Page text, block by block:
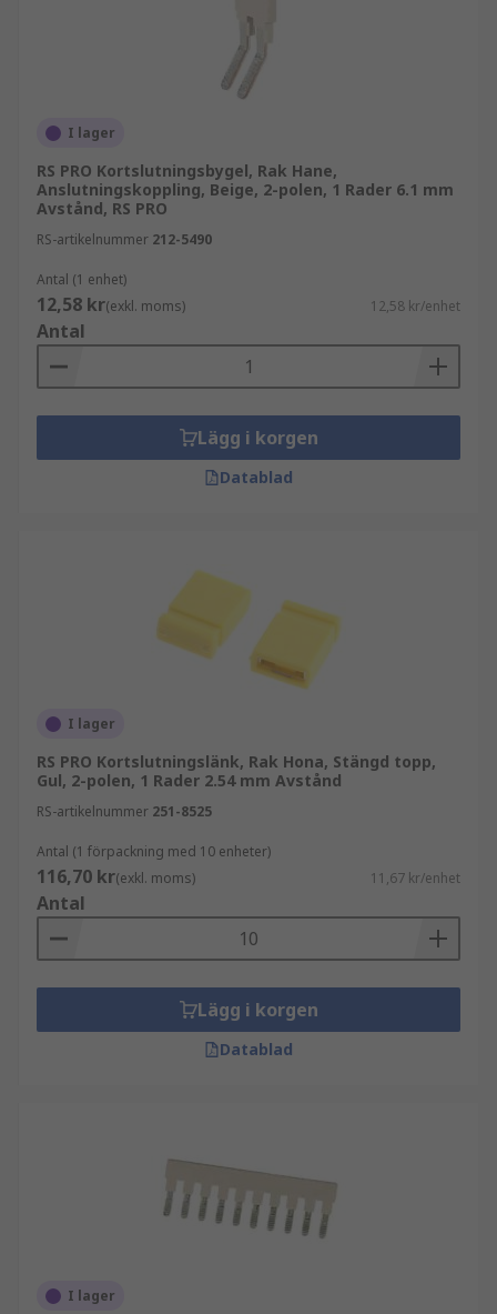
I lager
RS PRO Kortslutningsbygel, Rak Hane,
Anslutningskoppling, Beige, 2-polen, 1 Rader 6.1 mm
Avstånd, RS PRO
RS-artikelnummer 212-5490
Antal (1 enhet)
12,58 kr(exkl. moms) 12,58 kr/enhet
Antal
Lägg i korgen
Datablad
I lager
RS PRO Kortslutningslänk, Rak Hona, Stängd topp,
Gul, 2-polen, 1 Rader 2.54 mm Avstånd
RS-artikelnummer 251-8525
Antal (1 förpackning med 10 enheter)
116,70 kr(exkl. moms) 11,67 kr/enhet
Antal
Lägg i korgen
Datablad
I lager